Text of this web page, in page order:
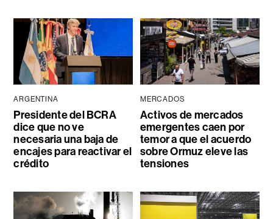
ARGENTINA
Presidente del BCRA
dice que no ve
necesaria una baja de
encajes para reactivar el
crédito
MERCADOS
Activos de mercados
emergentes caen por
temor a que el acuerdo
sobre Ormuz eleve las
tensiones